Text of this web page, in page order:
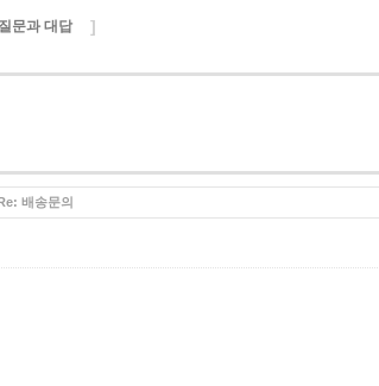
질문과 대답 ]
배송문의